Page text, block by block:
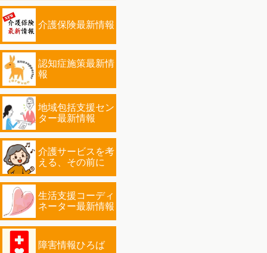
介護保険最新情報
認知症施策最新情
報
地域包括支援セン
ター最新情報
介護サービスを考
える、その前に
生活支援コーディ
ネーター最新情報
障害情報ひろば